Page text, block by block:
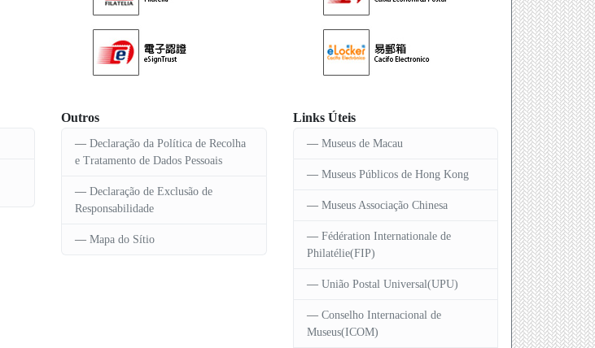
Outros
Declaração da Política de Recolha
e Tratamento de Dados Pessoais
Declaração de Exclusão de
Responsabilidade
Mapa do Sítio
Links Úteis
Museus de Macau
Museus Públicos de Hong Kong
Museus Associação Chinesa
Fédération Internationale de
Philatélie(FIP)
União Postal Universal(UPU)
Conselho Internacional de
Museus(ICOM)